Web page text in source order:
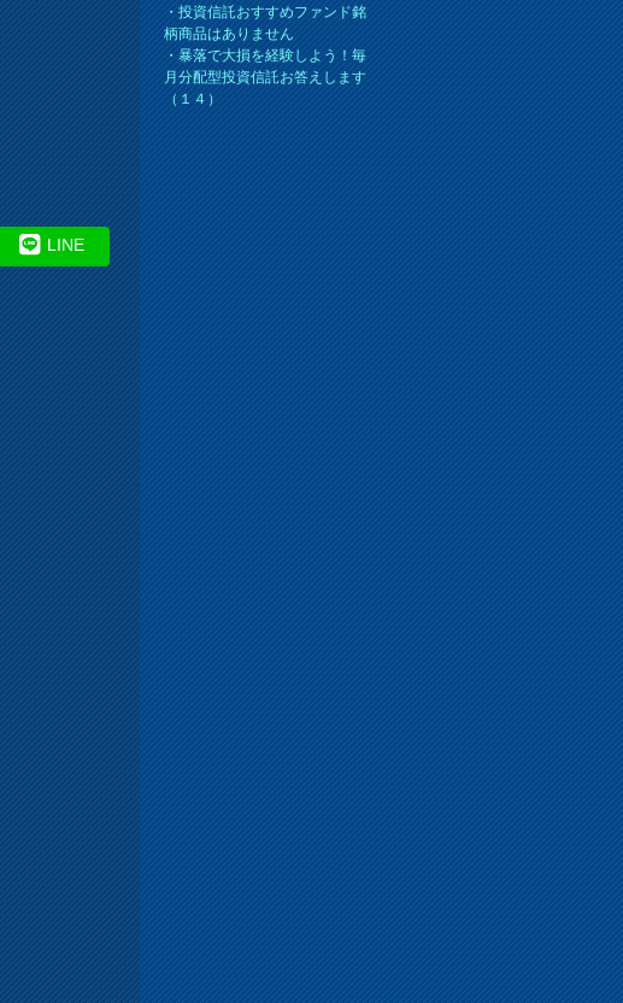
LINE
・投資信託おすすめファンド銘
柄商品はありません
・暴落で大損を経験しよう！毎
月分配型投資信託お答えします
（１４）